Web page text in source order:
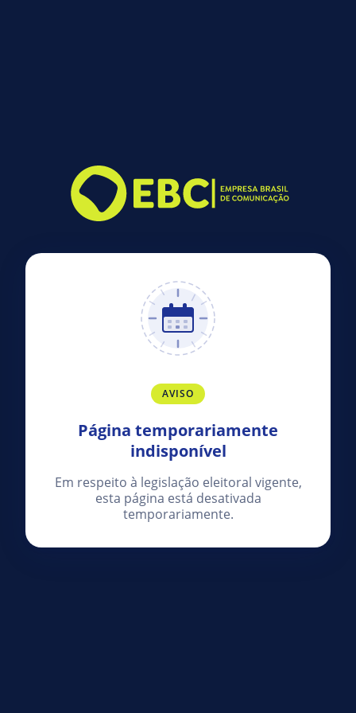
AVISO
Página temporariamente
indisponível
Em respeito à legislação eleitoral vigente,
esta página está desativada
temporariamente.